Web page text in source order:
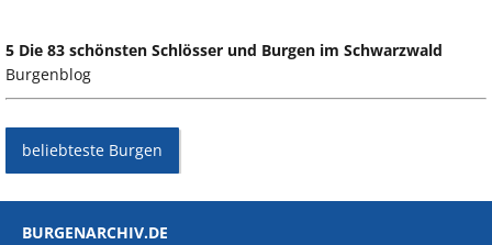
5 Die 83 schönsten Schlösser und Burgen im Schwarzwald
Burgenblog
beliebteste Burgen
BURGENARCHIV.DE